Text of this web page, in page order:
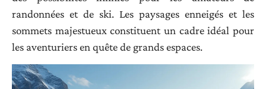
randonnées et de ski. Les paysages enneigés et les
sommets majestueux constituent un cadre idéal pour
les aventuriers en quête de grands espaces.